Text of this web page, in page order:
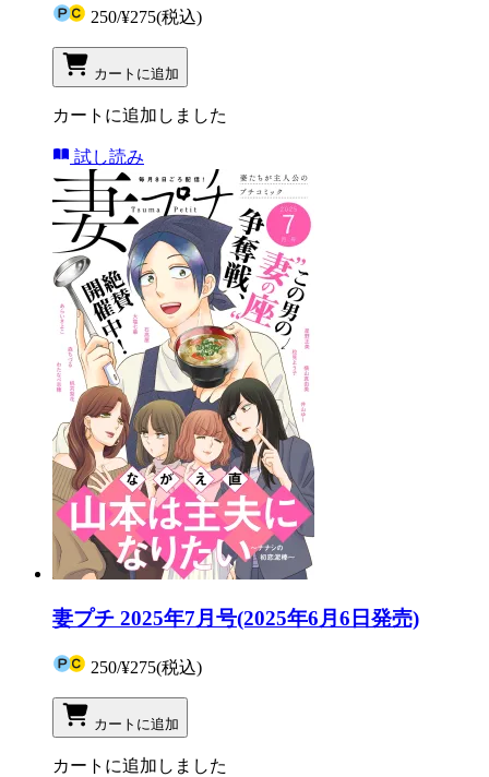
250/¥275(税込)
カートに追加
カートに追加しました
試し読み
妻プチ 2025年7月号(2025年6月6日発売)
250/¥275(税込)
カートに追加
カートに追加しました